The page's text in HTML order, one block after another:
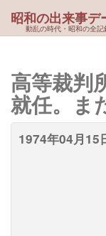
動乱の時代・昭和の全記
昭和の出来事デ
高等裁判
就任。ま
1974年04月15